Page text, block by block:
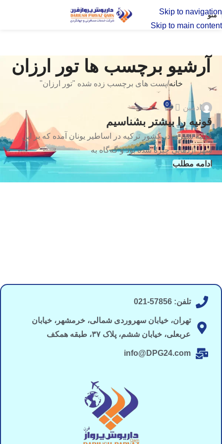
Skip to navigation
Skip to main content
منو
آرشیو برچسب ها تور ارزان
خانه پست های برچسب زده شده "تور ارزان"
17
اکتبر
ترکیه
ادمین 0
قونیه را بیشتر بشناسیم
قونیه شهری در کشور ترکیه در اساطیر یونان آمده که بر این
شهر اژدهایی چیره شده بود و گه‌گاه به
ادامه مطلب
تلفن: 57856-021
تهران، خیابان سهروردی شمالی، خرمشهر، خیابان
عربعلی، خیابان ششم، پلاک ۳۷، طبقه همکف
info@DPG24.com